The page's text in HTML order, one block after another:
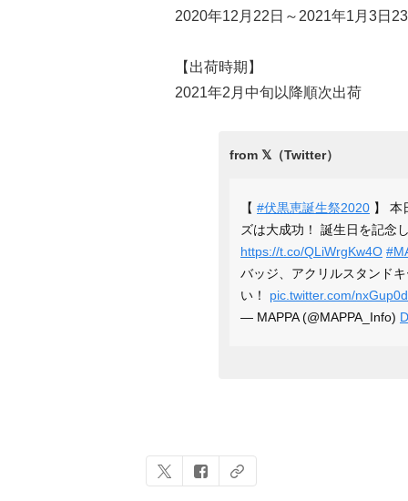
2020年12月22日～2021年1月3日
【出荷時期】
2021年2月中旬以降順次出荷
【 #伏黒恵誕生祭2020 】 本
ズは大成功！ 誕生日を記念
https://t.co/QLiWrgKw4O
バッジ、アクリルスタンド
い！ pic.twitter.com/
— MAPPA (@MAPPA_Info)